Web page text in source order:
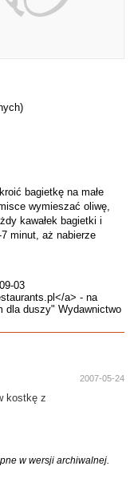
bagietkę na małe
wymieszać oliwę,
kawałek bagietki i
minut, aż nabierze
03
a> - na
dla duszy" Wydawnictwo
2007-05-24
kostkę z
w wersji archiwalnej.